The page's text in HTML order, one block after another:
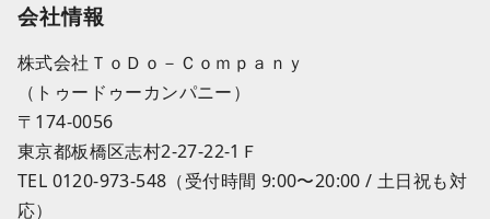
会社情報
株式会社ＴｏＤｏ－Ｃｏｍｐａｎｙ
（トゥードゥーカンパニー）
〒174-0056
東京都板橋区志村2-27-22-1Ｆ
TEL 0120-973-548（受付時間 9:00〜20:00 / 土日祝も対
応）